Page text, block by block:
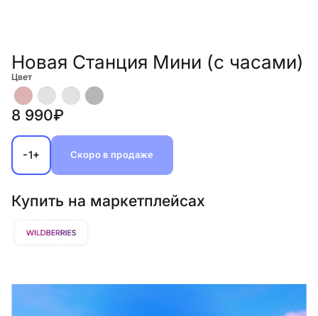
Новая Станция Мини (с часами)
Цвет
8 990₽
-1+ Скоро в продаже
Купить на маркетплейсах